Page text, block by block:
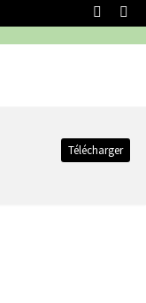
Télécharger